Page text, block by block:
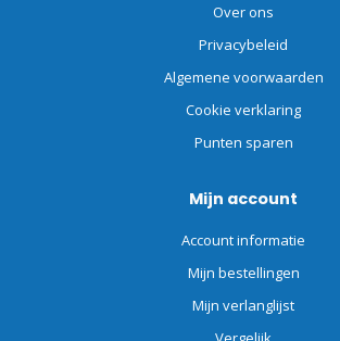
Over ons
Privacybeleid
Algemene voorwaarden
Cookie verklaring
Punten sparen
Mijn account
Account informatie
Mijn bestellingen
Mijn verlanglijst